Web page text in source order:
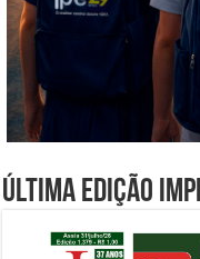
Última edição